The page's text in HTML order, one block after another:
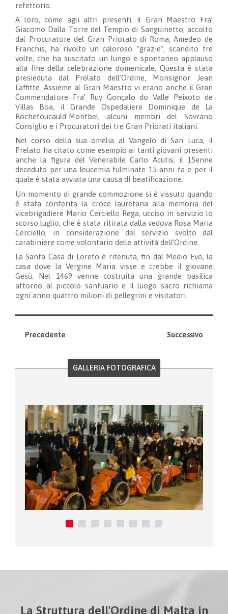
refettorio.
A loro, come agli altri presenti, il Gran Maestro Fra’
Giacomo Dalla Torre del Tempio di Sanguinetto, accolto
dal Procuratore del Gran Priorato di Roma, Amedeo de
Franchis, ha rivolto un caloroso “grazie”, scandito tre
volte, che ha suscitato un lungo e spontaneo applauso
alla fine della celebrazione domenicale. Questa è stata
presieduta dal Prelato dell’Ordine, Monsignor Jean
Laffitte. Assieme al Gran Maestro vi erano anche il Gran
Commendatore Fra’ Ruy Gonçalo do Valle Peixoto de
Villas Boa, il Grande Ospedaliere Dominique de La
Rochefoucauld-Montbel, alcuni membri del Sovrano
Consiglio e i Procuratori dei tre Gran Priorati italiani.
Nel corso della sua omelia al Vangelo di San Luca, il
Prelato ha citato come esempio ai tanti giovani presenti
anche la figura del Venerabile Carlo Acutis, il 15enne
deceduto per una leucemia fulminate 15 anni fa e per il
quale è stata avviata una causa di beatificazione.
Un momento di grande commozione si è vissuto quando
è stata conferita la croce lauretana alla memoria del
vicebrigadiere Mario Cerciello Rega, ucciso in servizio lo
scorso luglio, che è stata ritirata dalla vedova Rosa Maria
Cerciello, in considerazione del servizio svolto dal
carabiniere come volontario delle attività dell’Ordine.
La Santa Casa di Loreto è ritenuta, fin dal Medio Evo, la
casa dove la Vergine Maria visse e crebbe il giovane
Gesù. Nel 1469 venne costruita una grande basilica
attorno al piccolo santuario e il luogo sacro richiama
ogni anno quattro milioni di pellegrini e visitatori.
Precedente Successivo
GALLERIA FOTOGRAFICA
La Struttura dell'Ordine di Malta in